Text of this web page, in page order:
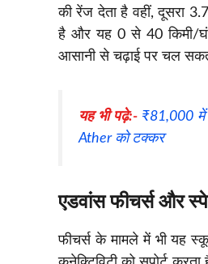
की रेंज देता है वहीं, दूसरा
है और यह 0 से 40 किमी/
आसानी से चढ़ाई पर चल
यह भी पढ़े:- ₹81,000 में
Ather को टक्कर
एडवांस फीचर्स और
फीचर्स के मामले में भी यह